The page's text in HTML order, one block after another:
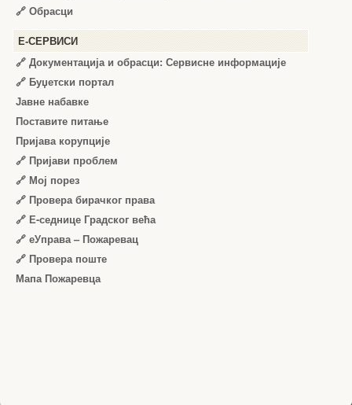
🔗 Обрасци
Е-СЕРВИСИ
🔗 Документација и обрасци: Сервисне информације
🔗 Буџетски портал
Јавне набавке
Поставите питање
Пријава корупције
🔗 Пријави проблем
🔗 Мој порез
🔗 Провера бирачког права
🔗 Е-седнице Градског већа
🔗 еУправа – Пожаревац
🔗 Провера поште
Мапа Пожаревца